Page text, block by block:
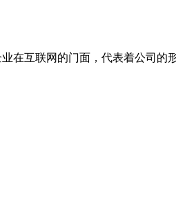
在互联网的门面，代表着公司的